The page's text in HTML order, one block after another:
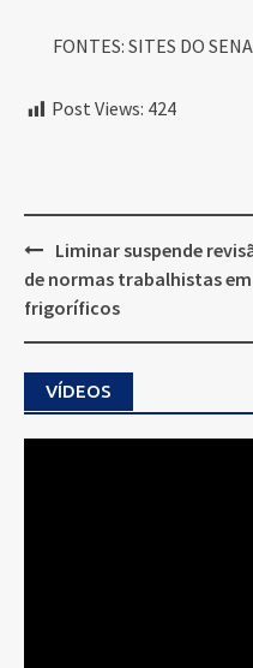
FONTES: SITES DO
Post Views: 424
Post
navigation
Liminar suspende
de normas trabalhistas em
frigoríficos
VÍDEOS